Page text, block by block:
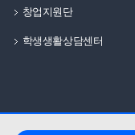
창업지원단
학생생활상담센터